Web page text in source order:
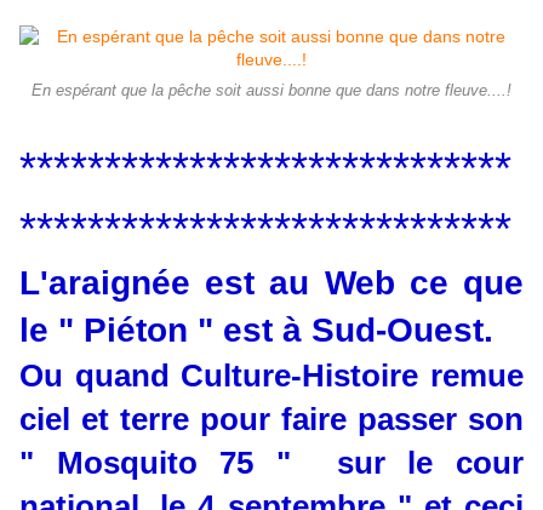
En espérant que la pêche soit aussi bonne que dans notre fleuve....!
*****************************
*****************************
L'araignée est au Web ce que
le " Piéton " est à Sud-Ouest.
Ou quand Culture-Histoire remue
ciel et terre pour faire passer son
" Mosquito 75 " sur le cour